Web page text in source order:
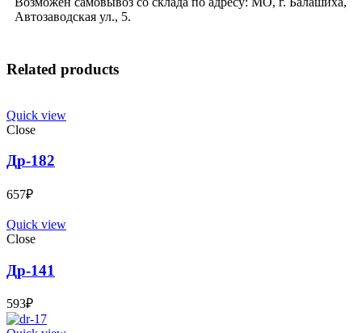
Автозаводская ул., 5.
Related products
Quick view
Close
Др-182
657₽
Quick view
Close
Др-141
593₽